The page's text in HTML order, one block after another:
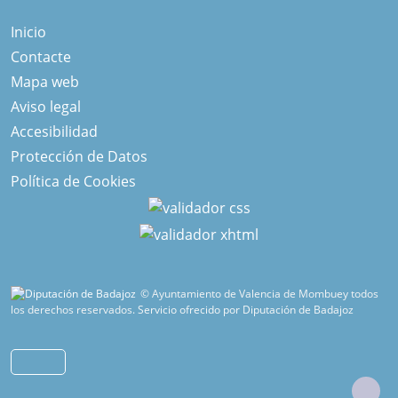
Inicio
Contacte
Mapa web
Aviso legal
Accesibilidad
Protección de Datos
Política de Cookies
© Ayuntamiento de Valencia de Mombuey todos
los derechos reservados.Servicio ofrecido por Diputación de Badajoz